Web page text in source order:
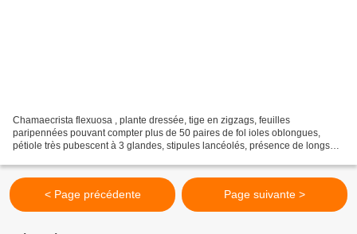
Chamaecrista flexuosa , plante dressée, tige en zigzags, feuilles
paripennées pouvant compter plus de 50 paires de fol ioles oblongues,
pétiole très pubescent à 3 glandes, stipules lancéolés, présence de longs
< Page précédente Page suivante >